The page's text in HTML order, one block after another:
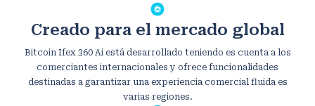
Creado para el mercado global
Bitcoin Ifex 360 Ai está desarrollado teniendo es cuenta a los
comerciantes internacionales y ofrece funcionalidades
destinadas a garantizar una experiencia comercial fluida es
varias regiones.